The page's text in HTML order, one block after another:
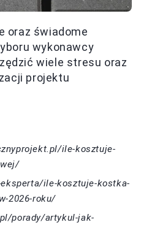
oraz świadome
wykonawcy
wiele stresu oraz
projektu
ile-kosztuje-
ile-kosztuje-kostka-
2026-roku/
porady/artykul-jak-